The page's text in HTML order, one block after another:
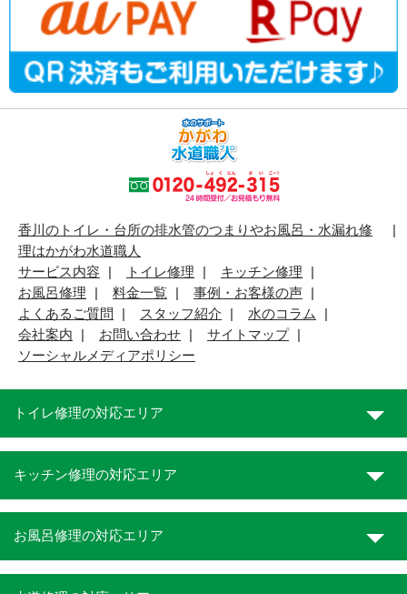
香川のトイレ・台所の排水管のつまりやお風呂・水漏れ修
理はかがわ水道職人
サービス内容
トイレ修理
キッチン修理
お風呂修理
料金一覧
事例・お客様の声
よくあるご質問
スタッフ紹介
水のコラム
会社案内
お問い合わせ
サイトマップ
ソーシャルメディアポリシー
トイレ修理の対応エリア
キッチン修理の対応エリア
お風呂修理の対応エリア